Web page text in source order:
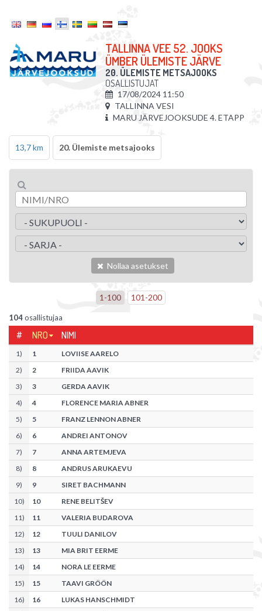
TALLINNA VEE 52. JOOKS
ÜMBER ÜLEMISTE JÄRVE
20. ÜLEMISTE METSAJOOKS
OSALLISTUJAT
17/08/2024 11:50
TALLINNA VESI
MARU JÄRVEJOOKSUDE 4. ETAPP
13,7 km 20. Ülemiste metsajooks
Nollaa asetukset
1-100 101-200
104osallistujaa
# NRO NIMI
1) 1
LOVIISE AARELO
2) 2
FRIIDA AAVIK
3) 3
GERDA AAVIK
4) 4
FLORENCE MARIA ABNER
5) 5
FRANZ LENNON ABNER
6) 6
ANDREI ANTONOV
7) 7
ANNA ARTEMJEVA
8) 8
ANDRUS ARUKAEVU
9) 9
SIRET BACHMANN
10) 10
RENE BELITŠEV
11) 11
VALERIA BUDAROVA
12) 12
TUULI DANILOV
13) 13
MIA BRIT EERME
14) 14
NORA LE EERME
15) 15
TAAVI GRÖÖN
16) 16
LUKAS HANSCHMIDT